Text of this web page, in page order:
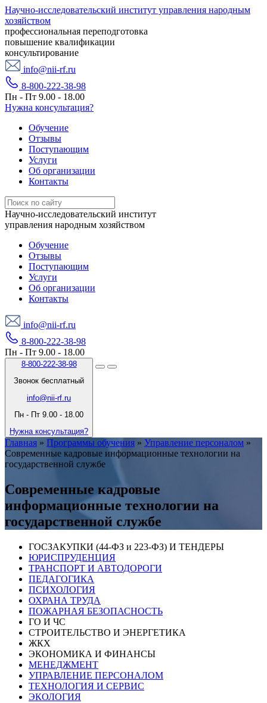
Научно-исследовательский институт управления народным
хозяйством
профессиональная переподготовка
повышение квалификации
консультирование
info@nii-rf.ru
8-800-222-38-98
Пн - Пт 9.00 - 18.00
Нужна консультация?
Обучение
Отзывы
Поступающим
Услуги
Об организации
Контакты
Научно-исследовательский институт
управления народным хозяйством
Обучение
Отзывы
Поступающим
Услуги
Об организации
Контакты
info@nii-rf.ru
8-800-222-38-98
Пн - Пт 9.00 - 18.00
8-800-222-38-98
Звонок бесплатный
info@nii-rf.ru
Пн - Пт 9.00 - 18.00
Нужна консультация?
Главная » Программы обучения » Управление персоналом »
Современные кадровые информационные технологии на
государственной службе
Современные кадровые
информационные технологии на
государственной службе
ГОСЗАКУПКИ (44-ФЗ и 223-ФЗ) И ТЕНДЕРЫ
ЮРИСПРУДЕНЦИЯ
ТРАНСПОРТ И АВТОДОРОГИ
ПЕДАГОГИКА
ПСИХОЛОГИЯ
ОХРАНА ТРУДА
ПОЖАРНАЯ БЕЗОПАСНОСТЬ
ГО И ЧС
СТРОИТЕЛЬСТВО И ЭНЕРГЕТИКА
ЖКХ
ЭКОНОМИКА И ФИНАНСЫ
МЕНЕДЖМЕНТ
УПРАВЛЕНИЕ ПЕРСОНАЛОМ
ТЕХНОЛОГИЯ И СЕРВИС
ЭКОЛОГИЯ